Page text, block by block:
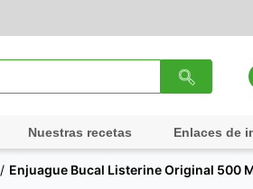
Nuestras recetas Enlaces de
Enjuague Bucal Listerine Original 500